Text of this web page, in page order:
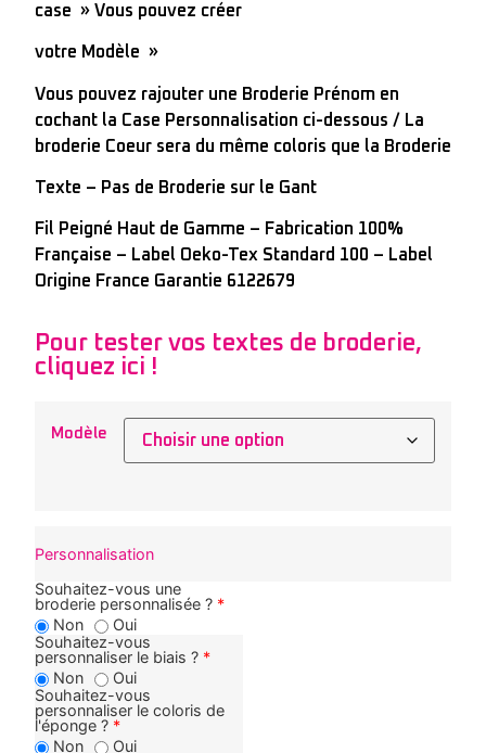
case » Vous pouvez créer
votre Modèle »
Vous pouvez rajouter une Broderie Prénom en
cochant la Case Personnalisation ci-dessous / La
broderie Coeur sera du même coloris que la Broderie
Texte – Pas de Broderie sur le Gant
Fil Peigné Haut de Gamme – Fabrication 100%
Française – Label Oeko-Tex Standard 100 – Label
Origine France Garantie 6122679
Pour tester vos textes de broderie,
cliquez ici !
Modèle
Personnalisation
Souhaitez-vous une
broderie personnalisée ? *
Non
Oui
Souhaitez-vous
personnaliser le biais ? *
Non
Oui
Souhaitez-vous
personnaliser le coloris de
l'éponge ? *
Non
Oui